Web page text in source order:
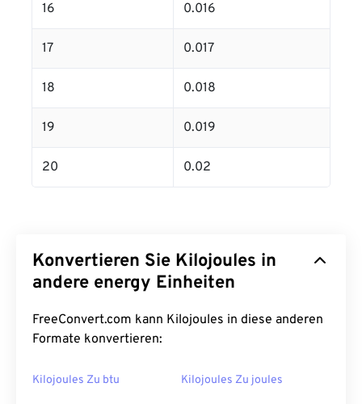
16 0.016
17 0.017
18 0.018
19 0.019
20 0.02
Konvertieren Sie Kilojoules in
andere energy Einheiten
FreeConvert.com kann Kilojoules in diese anderen
Formate konvertieren:
Kilojoules Zu btu Kilojoules Zu joules